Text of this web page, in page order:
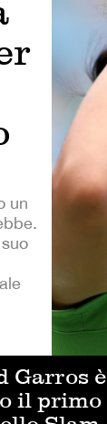
un
Garros è
il primo